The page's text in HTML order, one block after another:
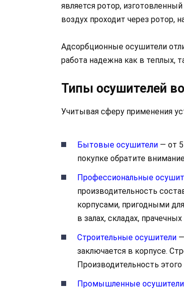
является ротор,
воздух проходит через ротор,
Адсорбционные осушители
работа надежна как в теплых,
Типы осушителей
Учитывая сферу применения
Бытовые осушители — от
покупке обратите
Профессиональные
производительность
корпусами, пригодными
в залах, складах,
Строительные осушители
заключается в корпусе.
Производительность
Промышленные осушители